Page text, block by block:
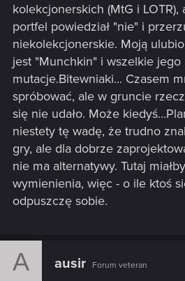
kolekcjonerskich (MtG i
portfel powiedział "nie" i
niekolekcjonerskie. Moją
jest "Munchkin" i wszelkie jego
mutacje.Bitewniaki... Czasem
spróbować, ale w gruncie
się nie udało. Może
niestety tę wadę, że trudno
gry, ale dla dobrze
nie ma alternatywy. Tutaj
wymienienia, więc - o ile ktoś
odpuszczę sobie.
A ausir Forum veteran